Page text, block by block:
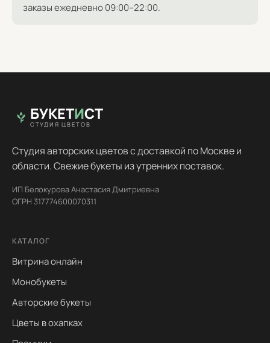
заказы ежедневно 09:00–22:00.
БУКЕТИСТ
СТУДИЯ ЦВЕТОВ
Студия авторских цветов с доставкой по Москве и
области. Свежие букеты из утренних поставок.
ИП Белокурова Анастасия Дмитриевна
ОГРН 317774600070311
КАТАЛОГ
Витрина онлайн
Монобукеты
Авторские букеты
Цветы в охапках